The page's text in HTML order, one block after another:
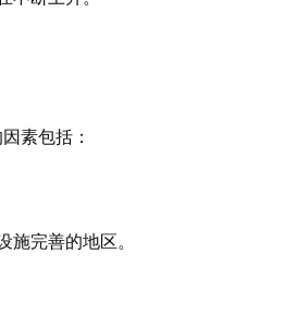
素包括：
完善的地区。